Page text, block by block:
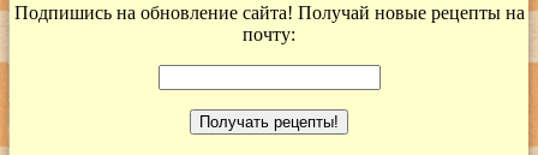
Подпишись на обновление сайта! Получай новые рецепты на
почту: